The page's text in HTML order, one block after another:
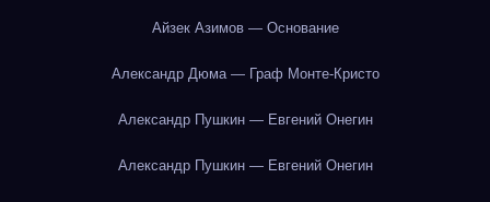
Айзек Азимов — Основание
Александр Дюма — Граф Монте-Кристо
Александр Пушкин — Евгений Онегин
Александр Пушкин — Евгений Онегин